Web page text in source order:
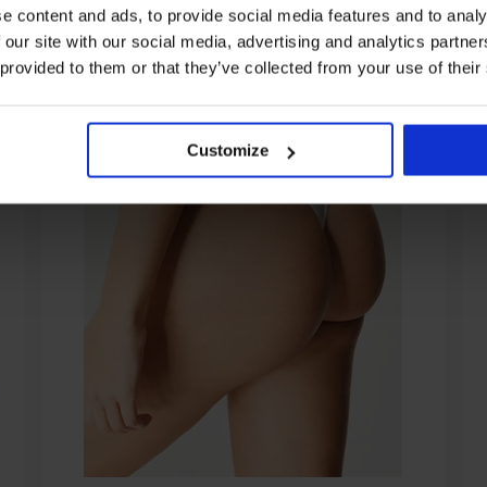
content and ads, to provide social media features and to
site with our social media, advertising and analytics
to them or that they’ve collected from your use of
Customize